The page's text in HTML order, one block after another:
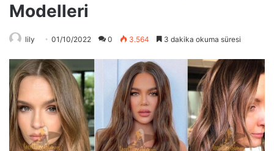
Modelleri
lily 01/10/2022 0 3.564 3 dakika okuma süresi